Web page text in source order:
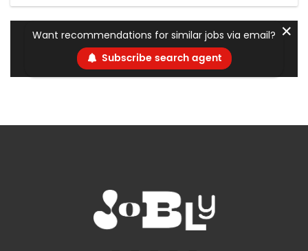
Want recommendations for similar jobs via email?
Subscribe search agent
✕